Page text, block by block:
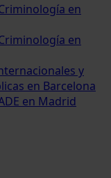
en
en
y
en Barcelona
en Madrid